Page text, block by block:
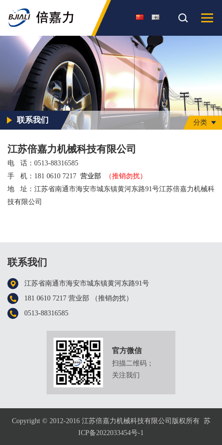
联系我们 分类
江苏倍嘉力机械科技有限公司
电 话：0513-88316585
手 机：181 0610 7217 营业部
（推销勿扰）
地 址：江苏省南通市海安市城东镇黄河东路91号江苏倍嘉力机械科
技有限公司
联系我们
江苏省南通市海安市城东镇黄河东路91号
181 0610 7217 营业部 （推销勿扰）
0513-88316585
官方微信
扫描二维码；
关注我们
Copyright © 2012-2016 江苏倍嘉力机械科技有限公司版权所有 苏
ICP备2022033454号-1